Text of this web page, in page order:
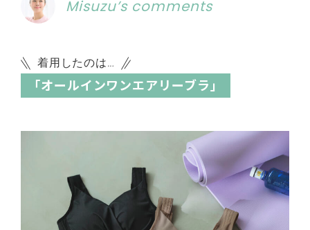
Misuzu’s comments
着用したのは…
「オールインワンエアリーブラ」